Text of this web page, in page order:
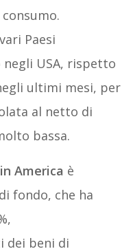
consumo.
Paesi
USA, rispetto
ultimi mesi, per
al netto di
bassa.
in America è
fondo, che ha
dei beni di